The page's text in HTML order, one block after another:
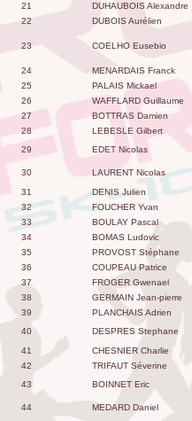
21
DUHAUBOIS Alexandre
22
DUBOIS Aurélien
23 COELHO Eusebio
24 MENARDAIS Franck
25
PALAIS Mickael
26
WAFFLARD Guillaume
27
BOTTRAS Damien
28
LEBESLE Gilbert
29
EDET Nicolas
30 LAURENT Nicolas
31
DENIS Julien
32
FOUCHER Yvan
33
BOULAY Pascal
34
BOMAS Ludovic
35
PROVOST Stéphane
36
COUPEAU Patrice
37
FROGER Gwenael
38
GERMAIN Jean-pierre
39
PLANCHAIS Adrien
40
DESPRES Stephane
41
CHESNIER Charlie
42
TRIFAUT Séverine
43
BOINNET Eric
44 MEDARD Daniel